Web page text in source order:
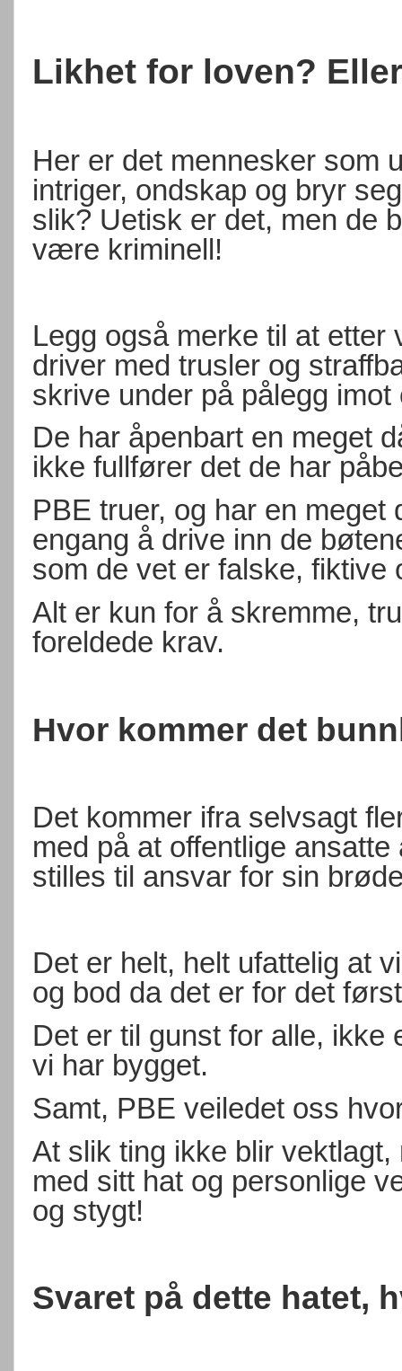
Likhet for loven?
Her er det mennesker som
intriger, ondskap og bryr
slik? Uetisk er det, men de
være kriminell!
Legg også merke til at
driver med trusler og
skrive under på pålegg imot
De har åpenbart en meget
ikke fullfører det de har
PBE truer, og har en
engang å drive inn de
som de vet er falske, fiktive
Alt er kun for å skremme,
foreldede krav.
Hvor kommer det
Det kommer ifra selvsagt
med på at offentlige
stilles til ansvar for sin
Det er helt, helt ufattelig at
og bod da det er for det
Det er til gunst for alle, ikke
vi har bygget.
Samt, PBE veiledet oss
At slik ting ikke blir
med sitt hat og personlige
og stygt!
Svaret på dette hatet,